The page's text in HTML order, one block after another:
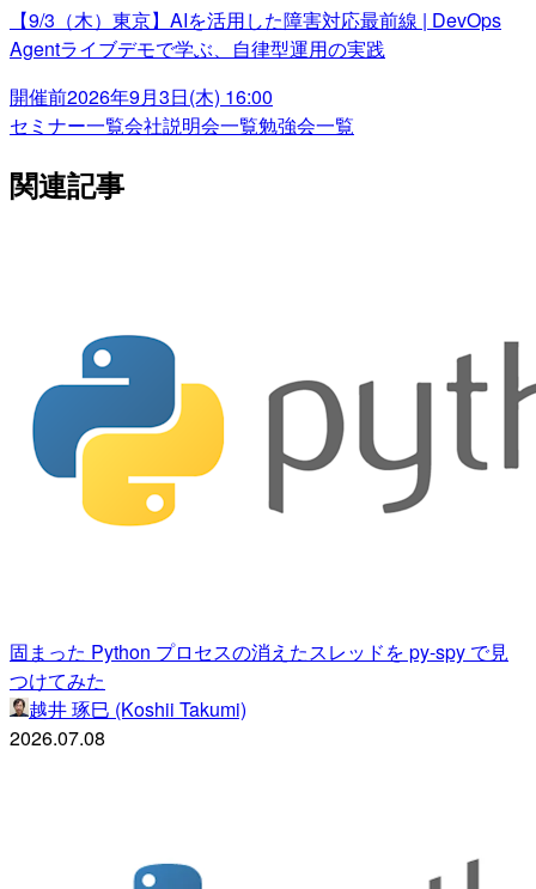
【9/3（木）東京】AIを活用した障害対応最前線 | DevOps
Agentライブデモで学ぶ、自律型運用の実践
開催前2026年9月3日(木) 16:00
セミナー一覧会社説明会一覧勉強会一覧
関連記事
固まった Python プロセスの消えたスレッドを py-spy で見
つけてみた
越井 琢巳 (Koshii Takumi)
2026.07.08